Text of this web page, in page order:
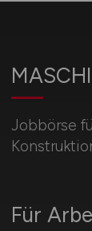
Jobbörse
Für